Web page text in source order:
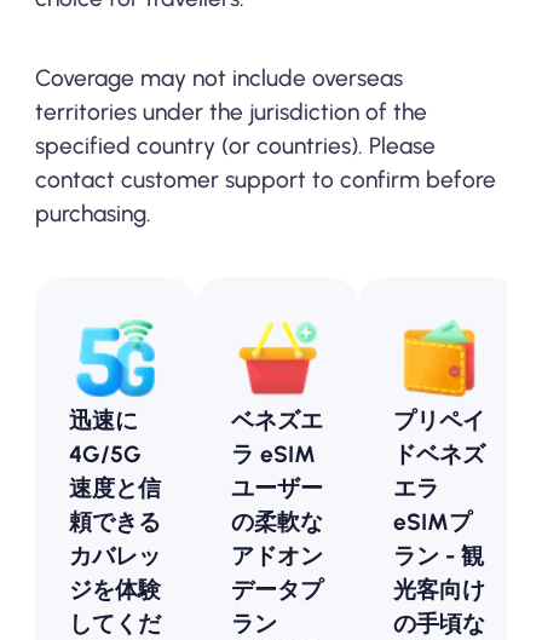
Coverage may not include overseas
territories under the jurisdiction of the
specified country (or countries). Please
contact customer support to confirm before
purchasing.
迅速に
4G/5G
速度と信
頼できる
カバレッ
ジを体験
してくだ
ベネズエ
ラ eSIM
ユーザー
の柔軟な
アドオン
データプ
ラン
プリペイ
ドベネズ
エラ
eSIMプ
ラン - 観
光客向け
の手頃な